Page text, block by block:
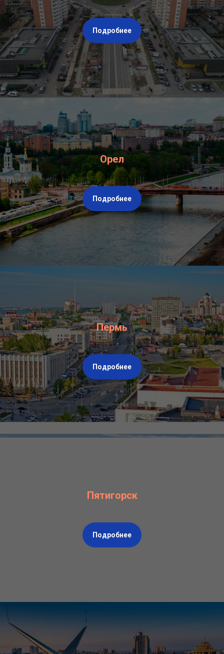
Подробнее
Орел
Подробнее
Пермь
Подробнее
Пятигорск
Подробнее